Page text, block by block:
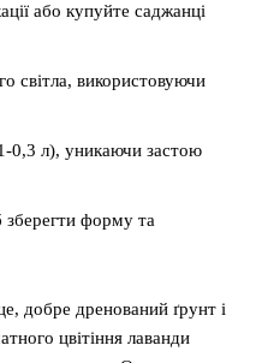
або купуйте саджанці
світла, використовуючи
0,3 л), уникаючи застою
зберегти форму та
добре дренований ґрунт і
цвітіння лаванди